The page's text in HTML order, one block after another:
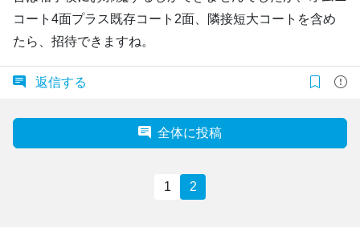
コート4面プラス既存コート2面、隣接短大コートを含め
たら、招待できますね。
返信する
全体に投稿
1 2